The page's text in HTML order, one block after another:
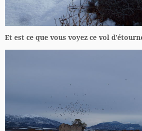
Et est ce que vous voyez ce vol